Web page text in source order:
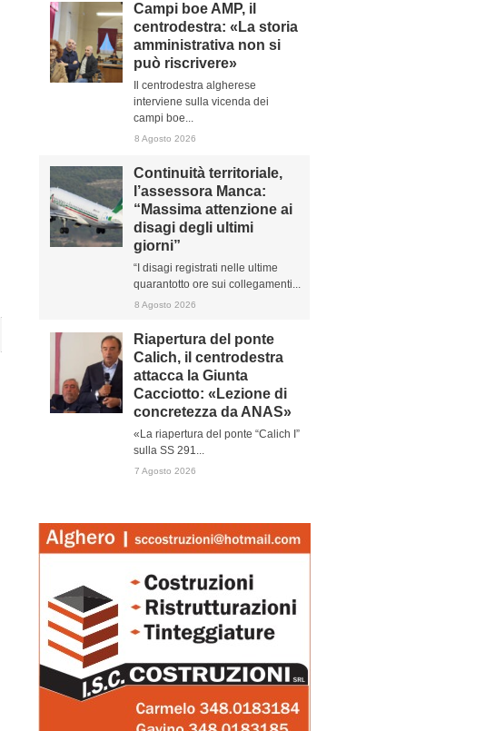
Campi boe AMP, il
centrodestra: «La storia
amministrativa non si
può riscrivere»
Il centrodestra algherese
interviene sulla vicenda dei
campi boe...
8 Agosto 2026
Continuità territoriale,
l’assessora Manca:
“Massima attenzione ai
disagi degli ultimi
giorni”
“I disagi registrati nelle ultime
quarantotto ore sui collegamenti...
8 Agosto 2026
Riapertura del ponte
Calich, il centrodestra
attacca la Giunta
Cacciotto: «Lezione di
concretezza da ANAS»
«La riapertura del ponte “Calich I”
sulla SS 291...
7 Agosto 2026